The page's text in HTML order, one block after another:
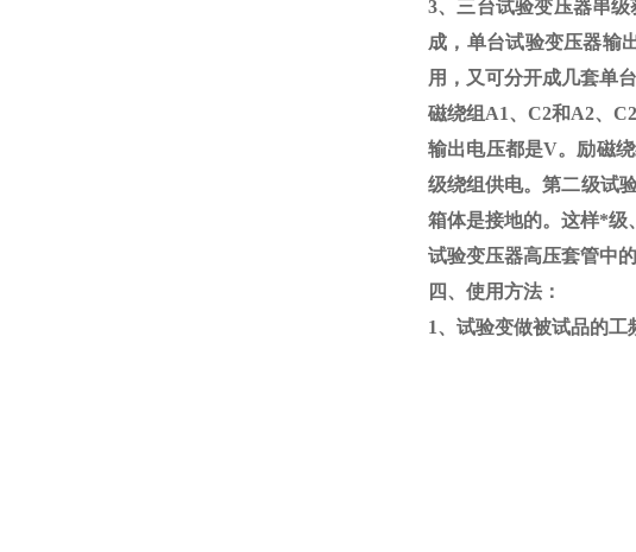
3、三台试验变压器串
成，单台试验变压器输
用，又可分开成几套单
磁绕组 A1、C2和A2、C2
输出电压都是V。励磁绕
级绕组供电。第二级试
箱体是接地的。这样*级
试验变压器高压套管中
四、使用方法：
1、试验变做被试品的工